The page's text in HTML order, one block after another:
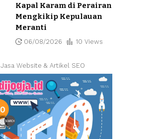
Kapal Karam di Perairan
Mengkikip Kepulauan
Meranti
06/08/2026 10 Views
Jasa Website & Artikel SEO